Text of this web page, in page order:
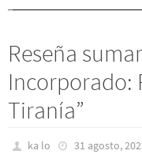
Reseña
Incorporado:
Tiranía”
ka lo
31 agosto,